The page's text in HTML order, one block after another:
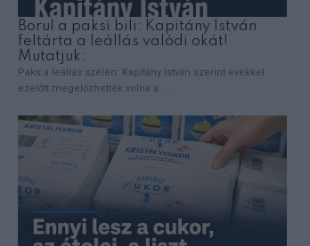
ÉLETMÓD HOROSZKÓP
2026- Dalai láma különleges jóslata a
csillagjegynek